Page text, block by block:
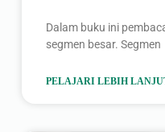
Dalam buku ini
segmen besar. Segmen
PELAJARI LEBIH